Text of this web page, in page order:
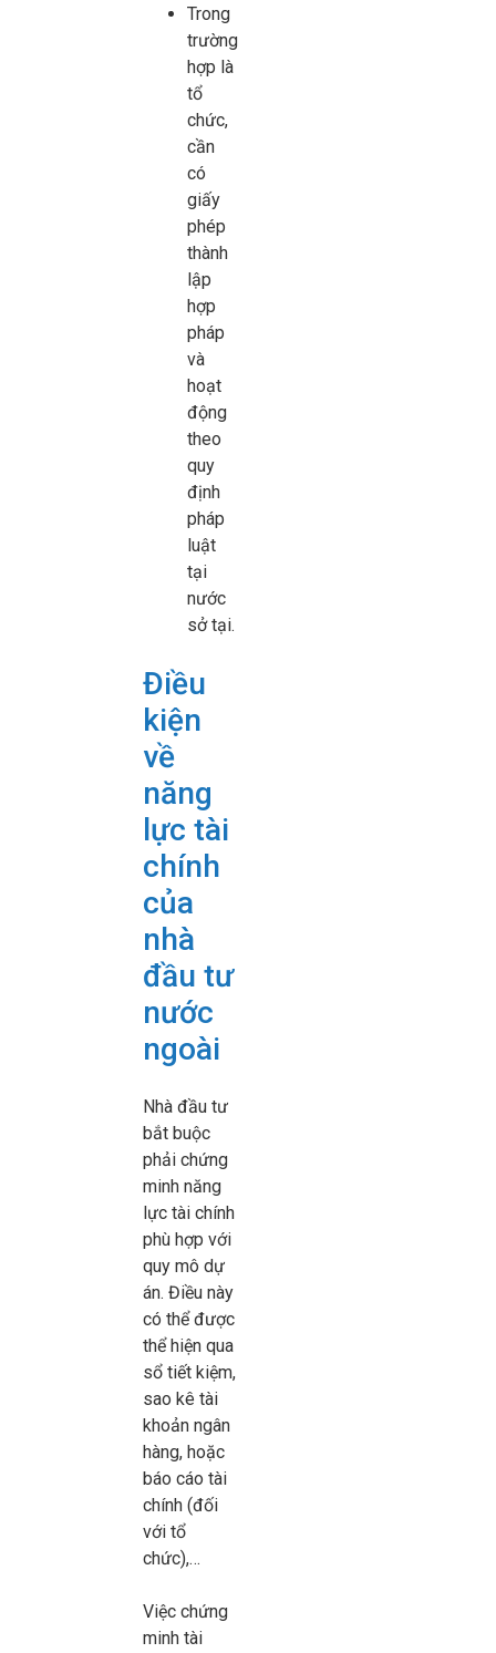
Trong
trường
hợp là
tổ
chức,
cần
có
giấy
phép
thành
lập
hợp
pháp
và
hoạt
động
theo
quy
định
pháp
luật
tại
nước
sở tại.
Điều
kiện
về
năng
lực tài
chính
của
nhà
đầu tư
nước
ngoài
Nhà đầu tư
bắt buộc
phải chứng
minh năng
lực tài chính
phù hợp với
quy mô dự
án. Điều này
có thể được
thể hiện qua
sổ tiết kiệm,
sao kê tài
khoản ngân
hàng, hoặc
báo cáo tài
chính (đối
với tổ
chức),…
Việc chứng
minh tài